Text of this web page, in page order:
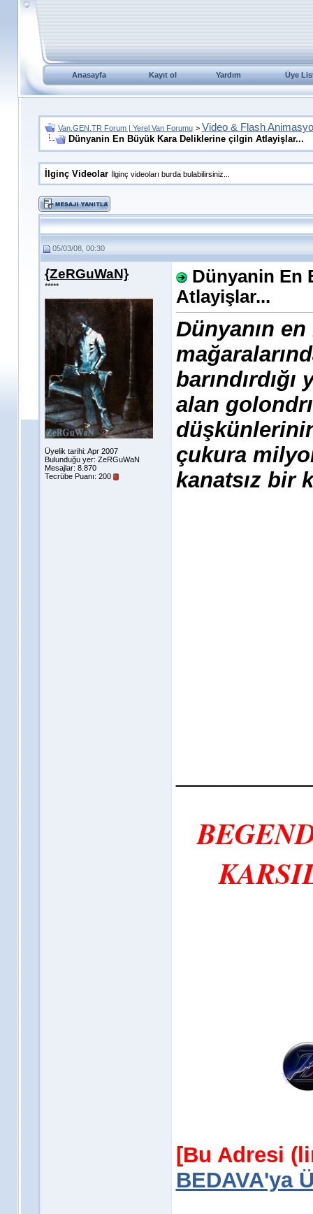
Anasayfa Kayıt ol Yardım Üye
Van.GEN.TR Forum | Yerel Van Forumu > Video & Flash
Dünyanin En Büyük Kara Deliklerine çilgin Atlayişlar...
İlginç Videolar İlginç videoları burda bulabilirsiniz...
05/03/08, 00:30
{ZeRGuWaN}
*****
Üyelik tarihi: Apr 2007
Bulunduğu yer: ZeRGuWaN
Mesajlar: 8.870
Tecrübe Puanı: 200
Dünyanin En
Atlayişlar...
Dünyanın
alan
çukura
kanatsız bir
[Bu Adresi
BEDAVA'ya